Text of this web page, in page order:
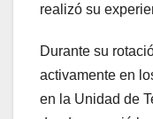
realizó su
Durante su
activamente en
en la Unidad de